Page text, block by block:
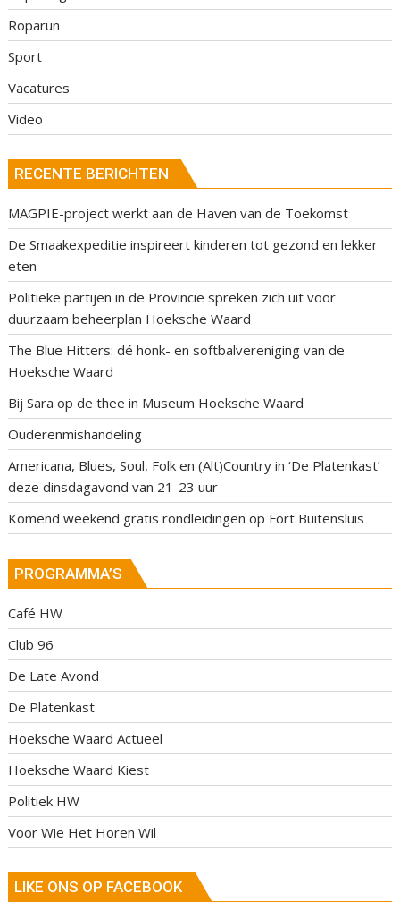
Roparun
Sport
Vacatures
Video
RECENTE BERICHTEN
MAGPIE-project werkt aan de Haven van de Toekomst
De Smaakexpeditie inspireert kinderen tot gezond en lekker
eten
Politieke partijen in de Provincie spreken zich uit voor
duurzaam beheerplan Hoeksche Waard
The Blue Hitters: dé honk- en softbalvereniging van de
Hoeksche Waard
Bij Sara op de thee in Museum Hoeksche Waard
Ouderenmishandeling
Americana, Blues, Soul, Folk en (Alt)Country in ‘De Platenkast’
deze dinsdagavond van 21-23 uur
Komend weekend gratis rondleidingen op Fort Buitensluis
PROGRAMMA’S
Café HW
Club 96
De Late Avond
De Platenkast
Hoeksche Waard Actueel
Hoeksche Waard Kiest
Politiek HW
Voor Wie Het Horen Wil
LIKE ONS OP FACEBOOK